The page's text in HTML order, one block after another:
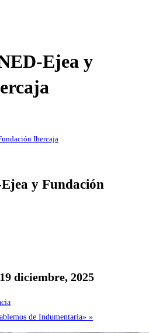
Ejea y
Ibercaja
y Fundación
19 diciembre, 2025
de Indumentaria» »